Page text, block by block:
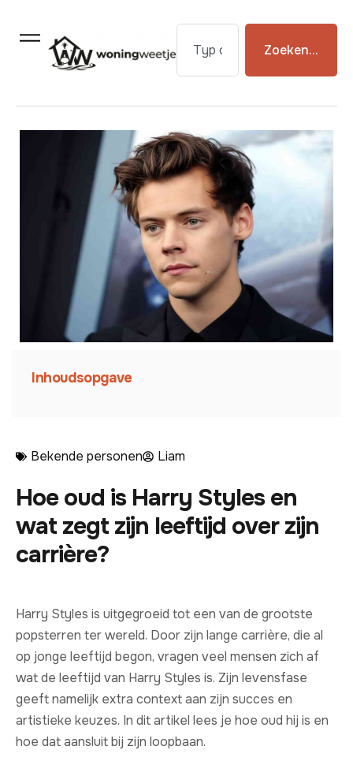
Zoeken...
Inhoudsopgave
Bekende personen Liam
Hoe oud is Harry Styles en
wat zegt zijn leeftijd over zijn
carrière?
Harry Styles is uitgegroeid tot een van de grootste
popsterren ter wereld. Door zijn lange carrière, die al
op jonge leeftijd begon, vragen veel mensen zich af
wat de leeftijd van Harry Styles is. Zijn levensfase
geeft namelijk extra context aan zijn succes en
artistieke keuzes. In dit artikel lees je hoe oud hij is en
hoe dat aansluit bij zijn loopbaan.